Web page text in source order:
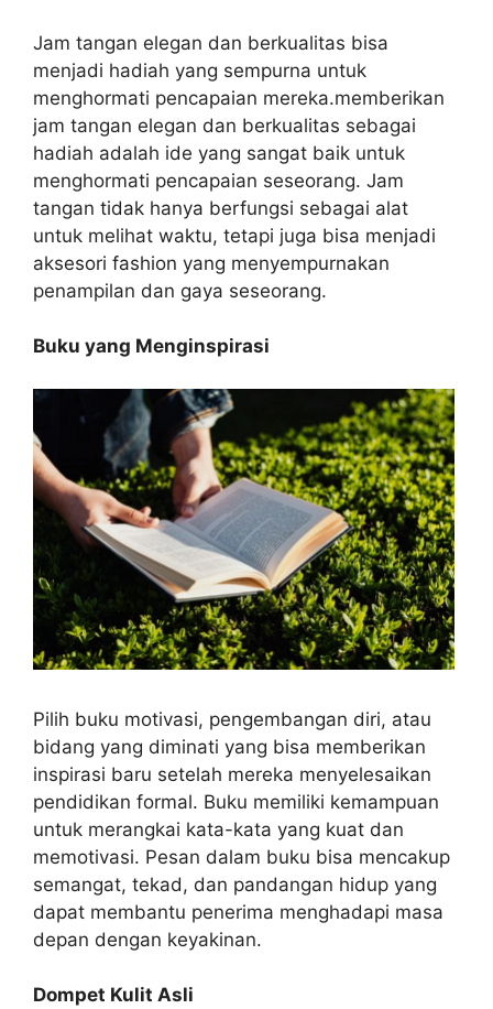
Jam tangan elegan dan berkualitas bisa
menjadi hadiah yang sempurna untuk
menghormati pencapaian mereka.memberikan
jam tangan elegan dan berkualitas sebagai
hadiah adalah ide yang sangat baik untuk
menghormati pencapaian seseorang. Jam
tangan tidak hanya berfungsi sebagai alat
untuk melihat waktu, tetapi juga bisa menjadi
aksesori fashion yang menyempurnakan
penampilan dan gaya seseorang.
Buku yang Menginspirasi
Pilih buku motivasi, pengembangan diri, atau
bidang yang diminati yang bisa memberikan
inspirasi baru setelah mereka menyelesaikan
pendidikan formal. Buku memiliki kemampuan
untuk merangkai kata-kata yang kuat dan
memotivasi. Pesan dalam buku bisa mencakup
semangat, tekad, dan pandangan hidup yang
dapat membantu penerima menghadapi masa
depan dengan keyakinan.
Dompet Kulit Asli